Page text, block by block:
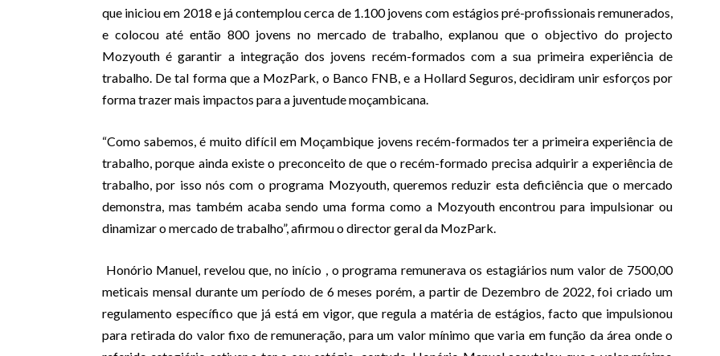
que iniciou em 2018 e já contemplou cerca de 1.100 jovens com estágios pré-profissionais remunerados,
e colocou até então 800 jovens no mercado de trabalho, explanou que o objectivo do projecto
Mozyouth é garantir a integração dos jovens recém-formados com a sua primeira experiência de
trabalho. De tal forma que a MozPark, o Banco FNB, e a Hollard Seguros, decidiram unir esforços por
forma trazer mais impactos para a juventude moçambicana.
“Como sabemos, é muito difícil em Moçambique jovens recém-formados ter a primeira experiência de
trabalho, porque ainda existe o preconceito de que o recém-formado precisa adquirir a experiência de
trabalho, por isso nós com o programa Mozyouth, queremos reduzir esta deficiência que o mercado
demonstra, mas também acaba sendo uma forma como a Mozyouth encontrou para impulsionar ou
dinamizar o mercado de trabalho”, afirmou o director geral da MozPark.
Honório Manuel, revelou que, no início , o programa remunerava os estagiários num valor de 7500,00
meticais mensal durante um período de 6 meses porém, a partir de Dezembro de 2022, foi criado um
regulamento específico que já está em vigor, que regula a matéria de estágios, facto que impulsionou
para retirada do valor fixo de remuneração, para um valor mínimo que varia em função da área onde o